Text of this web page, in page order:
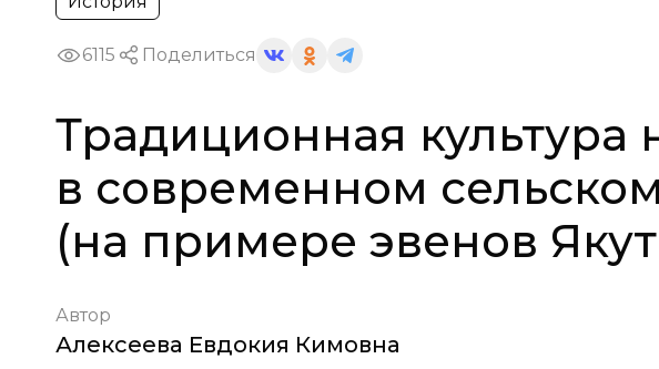
6115 Поделиться
Традиционная культура
в современном
(на примере эвенов
Автор
Алексеева Евдокия Кимовна